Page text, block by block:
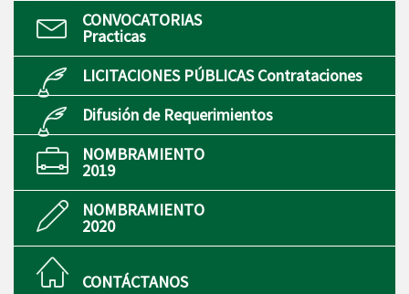
CONVOCATORIAS
Practicas
LICITACIONES PÚBLICAS Contrataciones
Difusión de Requerimientos
NOMBRAMIENTO
2019
NOMBRAMIENTO
2020
CONTÁCTANOS